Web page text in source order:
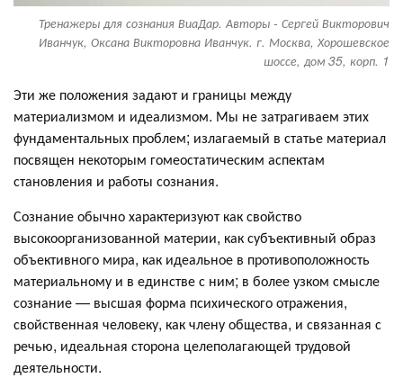
Тренажеры для сознания ВиаДар. Авторы - Сергей Викторович
Иванчук, Оксана Викторовна Иванчук. г. Москва, Хорошевское
шоссе, дом 35, корп. 1
Эти же положения задают и границы между
материализмом и идеализмом. Мы не затрагиваем этих
фундаментальных проблем; излагаемый в статье материал
посвящен некоторым гомеостатическим аспектам
становления и работы сознания.
Сознание обычно характеризуют как свойство
высокоорганизованной материи, как субъективный образ
объективного мира, как идеальное в противоположность
материальному и в единстве с ним; в более узком смысле
сознание — высшая форма психического отражения,
свойственная человеку, как члену общества, и связанная с
речью, идеальная сторона целеполагающей трудовой
деятельности.